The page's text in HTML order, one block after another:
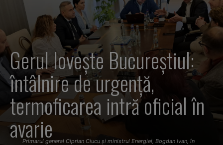
Gerul lovește Bucureștiul:
întâlnire de urgență,
termoficarea intră oficial în
avarie
Primarul general Ciprian Ciucu și ministrul Energiei, Bogdan Ivan, în